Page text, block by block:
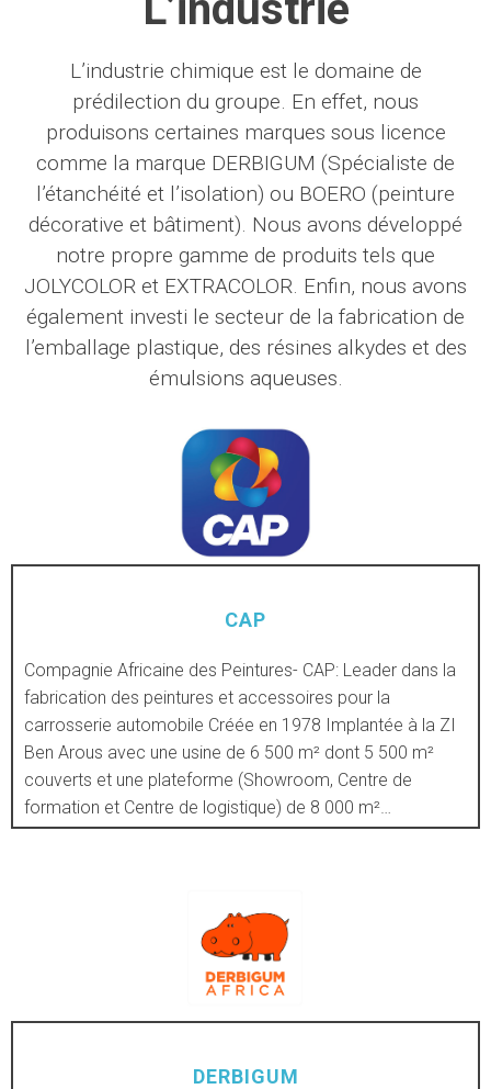
L’industrie chimique est le domaine de
prédilection du groupe. En effet, nous
produisons certaines marques sous licence
comme la marque DERBIGUM (Spécialiste de
l’étanchéité et l’isolation) ou BOERO (peinture
décorative et bâtiment). Nous avons développé
notre propre gamme de produits tels que
JOLYCOLOR et EXTRACOLOR. Enfin, nous avons
également investi le secteur de la fabrication de
l’emballage plastique, des résines alkydes et des
émulsions aqueuses.
CAP
Compagnie Africaine des Peintures- CAP: Leader dans la
fabrication des peintures et accessoires pour la
carrosserie automobile Créée en 1978 Implantée à la ZI
Ben Arous avec une usine de 6 500 m² dont 5 500 m²
couverts et une plateforme (Showroom, Centre de
formation et Centre de logistique) de 8 000 m²…
DÉCOUVRIR
DERBIGUM